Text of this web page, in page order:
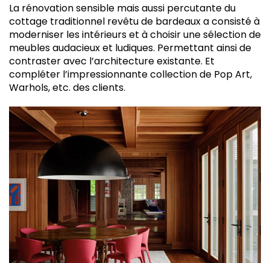
La rénovation sensible mais aussi percutante du
cottage traditionnel revêtu de bardeaux a consisté à
moderniser les intérieurs et à choisir une sélection de
meubles audacieux et ludiques. Permettant ainsi de
contraster avec l’architecture existante. Et
compléter l’impressionnante collection de Pop Art,
Warhols, etc. des clients.